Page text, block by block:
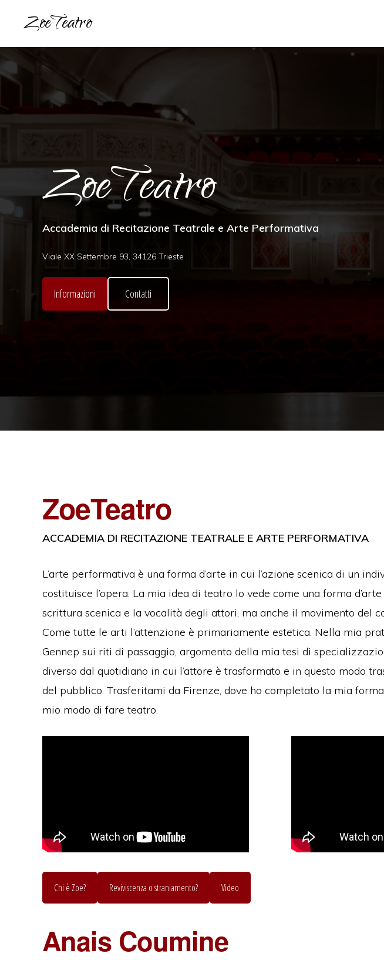
navigazione
contenuto
principale
ZoeTeatro
Scuola
ZoeTeatro
Accademia di Recitazione Teatrale e Arte Performativa
Viale XX Settembre 93, 34126 Trieste
Informazioni Contatti
ZoeTeatro
ACCADEMIA DI RECITAZIONE TEATRALE E ARTE PERFORMATIVA
L’arte performativa è una forma d’arte in cui l’azione scenica di un
costituisce l’opera. La mia idea di teatro lo vede come una forma
scrittura scenica e la vocalità degli attori, ma anche il movimento del
Come tutte le arti l’attenzione è primariamente estetica. Nella mia
Gennep sui riti di passaggio, argomento della mia tesi di
diverso dal quotidiano in cui l’attore è trasformato e in questo modo
del pubblico. Trasferitami da Firenze, dove ho completato la mia
mio modo di fare teatro.
Chi è Zoe? Reviviscenza o straniamento? Video
Anais Coumine